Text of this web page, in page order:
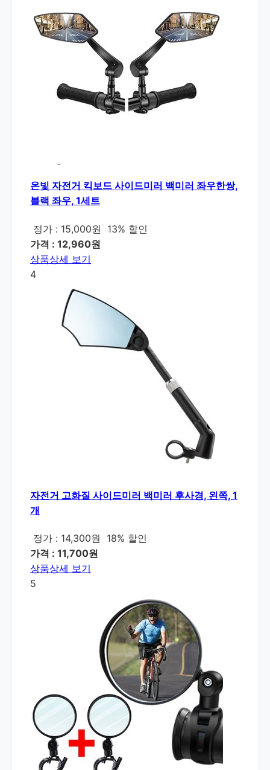
온빛 자전거 킥보드 사이드미러 백미러 좌우한쌍,
블랙 좌우, 1세트
정가 : 15,000원
13% 할인
가격 : 12,960원
상품상세 보기
4
자전거 고화질 사이드미러 백미러 후사경, 왼쪽, 1
개
정가 : 14,300원
18% 할인
가격 : 11,700원
상품상세 보기
5